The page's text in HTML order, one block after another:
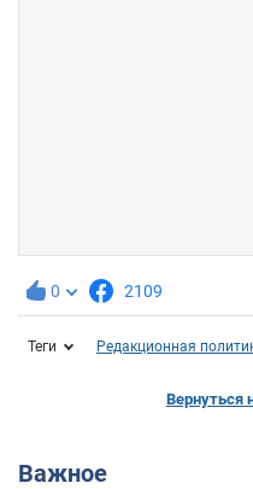
0 2109
Теги Редакционная
Вернуться
Важное